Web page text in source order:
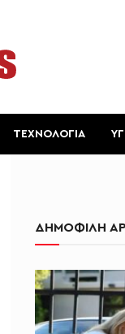
ΤΕΧΝΟΛΟΓΙΑ
ΔΗΜΟΦΙΛΗ